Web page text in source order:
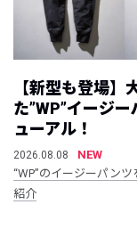
【新型も登場】
た”WP”イージ
ューアル！
2026.08.08
NEW
“WP”のイージーパン
紹介